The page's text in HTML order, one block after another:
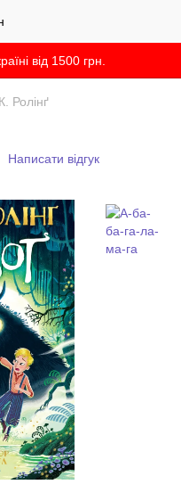
від 1500 грн.
Ролінґ
Написати відгук